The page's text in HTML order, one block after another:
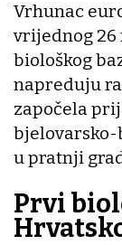
Vrhunac
vrijednog
biološkog
napreduju
započela
bjelovarsko-
u pratnji
Prvi